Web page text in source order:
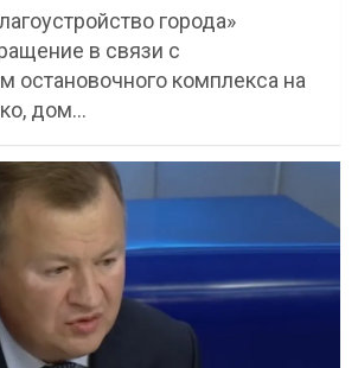
города»
в связи с
остановочного комплекса на
дом…